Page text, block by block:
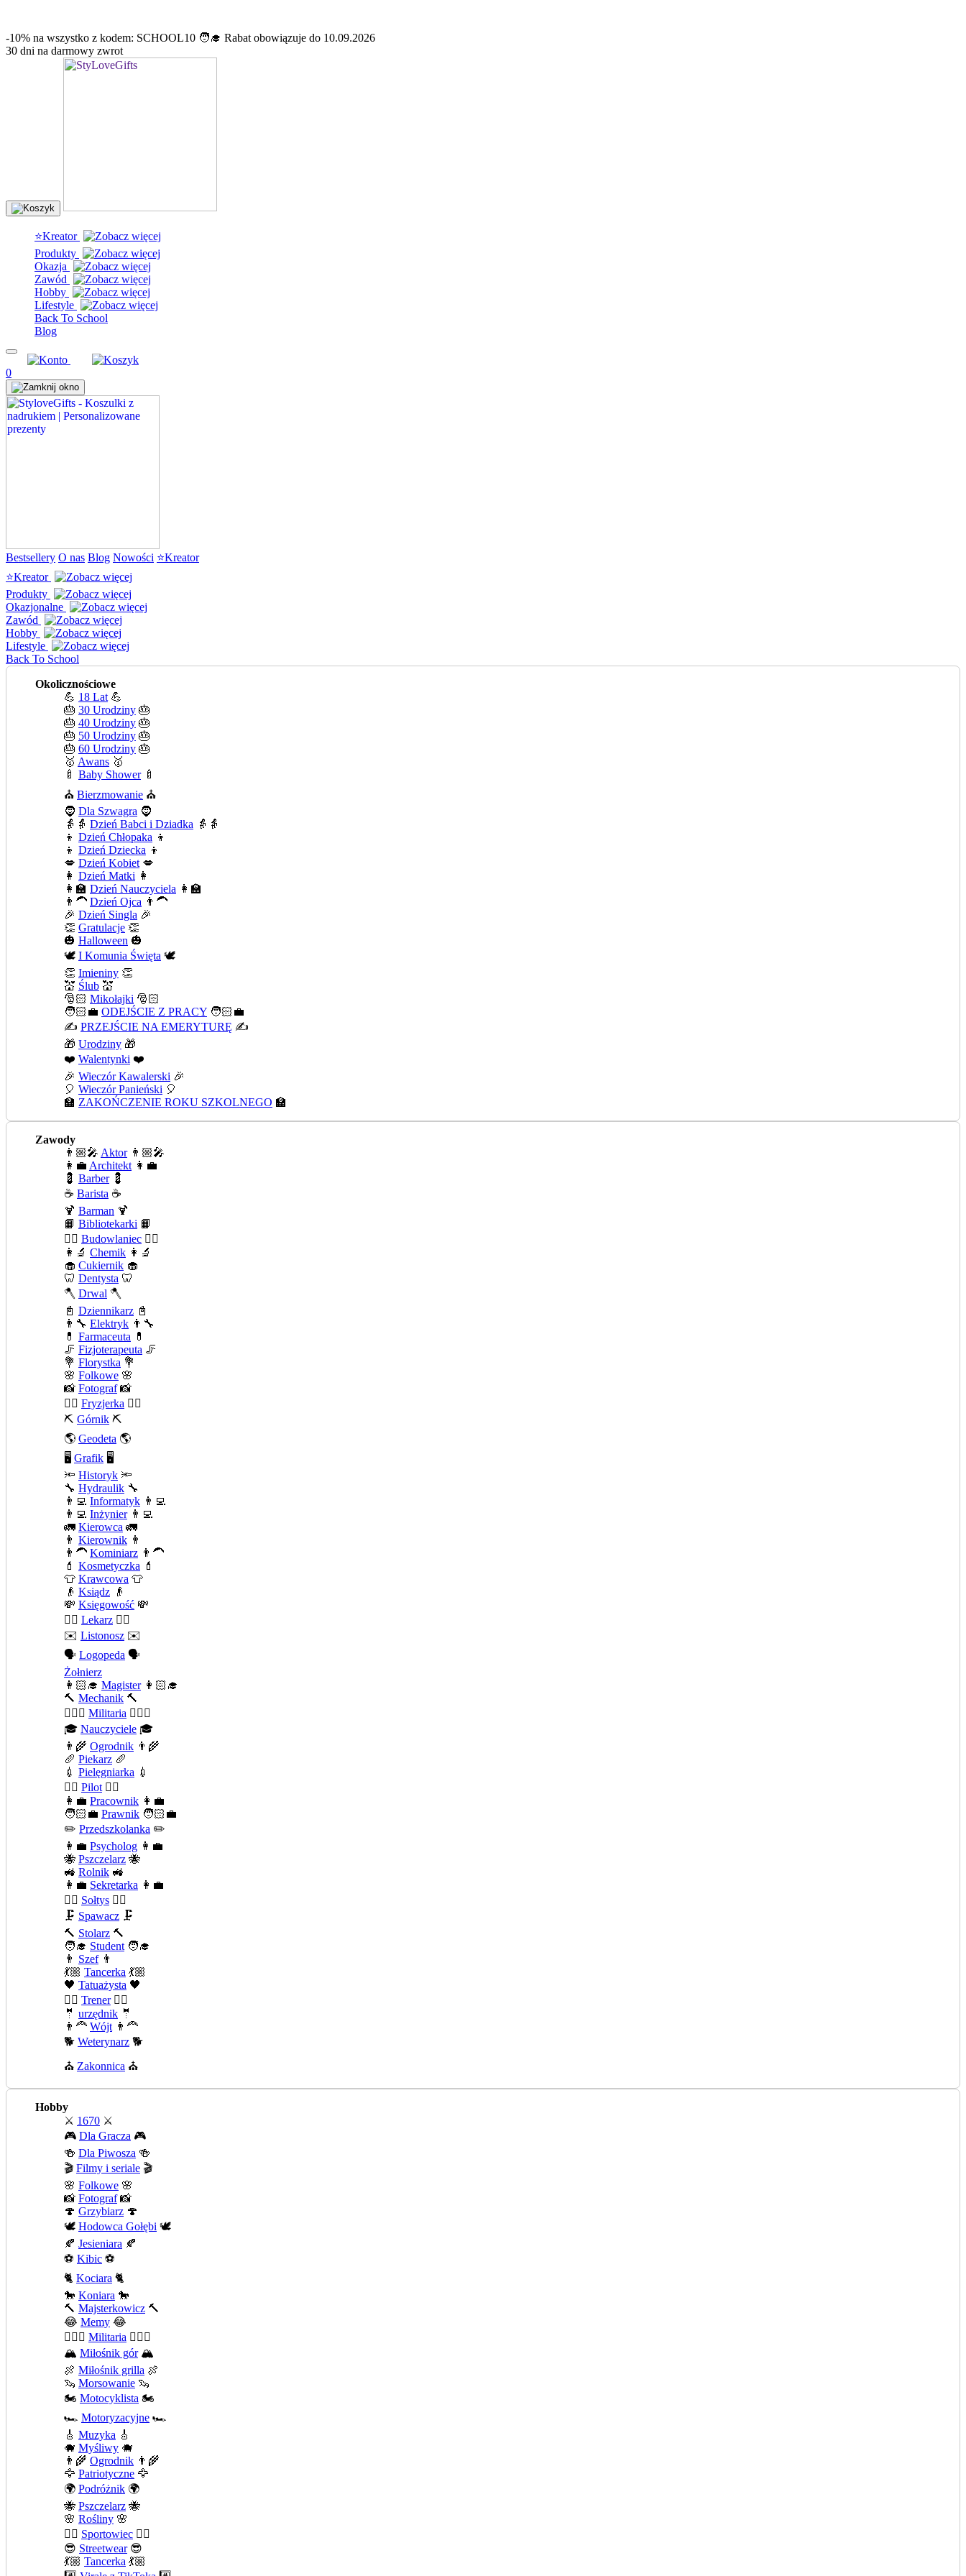
-10% na wszystko z kodem: SCHOOL10 🧑‍🎓 Rabat obowiązuje do 10.09.2026
30 dni na darmowy zwrot
⭐Kreator
Produkty
Okazja
Zawód
Hobby
Lifestyle
Back To School
Blog
0
Bestsellery O nas Blog Nowości ⭐Kreator
⭐Kreator
Produkty
Okazjonalne
Zawód
Hobby
Lifestyle
Back To School
Okolicznościowe
💪 18 Lat 💪
🎂 30 Urodziny 🎂
🎂 40 Urodziny 🎂
🎂 50 Urodziny 🎂
🎂 60 Urodziny 🎂
🥇 Awans 🥇
🍼 Baby Shower🍼
⛪ Bierzmowanie ⛪
🧔 Dla Szwagra 🧔
👵👵 Dzień Babci i Dziadka 👵👵
👦 Dzień Chłopaka 👦
👦 Dzień Dziecka 👦
💋 Dzień Kobiet 💋
👩 Dzień Matki 👩
👩‍🏫 Dzień Nauczyciela 👩‍🏫
👨‍🦱 Dzień Ojca 👨‍🦱
🎉 Dzień Singla 🎉
👏 Gratulacje 👏
🎃 Halloween 🎃
🕊️ I Komunia Święta 🕊️
👏 Imieniny 👏
💒 Ślub 💒
🎅🏻 Mikołajki 🎅🏻
🧑🏻‍💼 ODEJŚCIE Z PRACY 🧑🏻‍💼
✍️ PRZEJŚCIE NA EMERYTURĘ ✍️
🎁 Urodziny 🎁
❤️ Walentynki ❤️
🎉 Wieczór Kawalerski 🎉
🎈 Wieczór Panieński 🎈
🏫 ZAKOŃCZENIE ROKU SZKOLNEGO 🏫
Zawody
👨🏼‍🎤 Aktor👨🏼‍🎤
👩‍💼 Architekt 👩‍💼
💈 Barber💈
☕ Barista ☕
🍹 Barman 🍹
📙 Bibliotekarki 📙
👷‍♂️ Budowlaniec 👷‍♂️
👩‍🔬 Chemik 👩‍🔬
🧁 Cukiernik 🧁
🦷 Dentysta 🦷
🪓 Drwal 🪓
📓 Dziennikarz 📓
👨‍🔧 Elektryk 👨‍🔧
💊 Farmaceuta 💊
🦵 Fizjoterapeuta 🦵
💐 Florystka 💐
🌸 Folkowe 🌸
📸 Fotograf📸
💇‍♀️ Fryzjerka 💇‍♀️
⛏️ Górnik ⛏️
🌎 Geodeta 🌎
🖥️ Grafik 🖥️
🔦 Historyk 🔦
🔧 Hydraulik 🔧
👨‍💻 Informatyk 👨‍💻
👨‍💻 Inżynier👨‍💻
🚛 Kierowca 🚛
👨 Kierownik 👨
👨‍🦱 Kominiarz 👨‍🦱
💄 Kosmetyczka 💄
👕 Krawcowa 👕
👴 Ksiądz 👴
💸 Księgowość 💸
👨‍⚕️ Lekarz 👨‍⚕️
✉️ Listonosz ✉️
🗣️ Logopeda 🗣️
Żołnierz
👩🏻‍🎓 Magister👩🏻‍🎓
🔨 Mechanik 🔨
💂🏻‍♂️ Militaria 💂🏻‍♂️
🎓 Nauczyciele 🎓
👨‍🌾 Ogrodnik 👨‍🌾
🥖 Piekarz 🥖
💉 Pielęgniarka 💉
👨‍✈️ Pilot 👨‍✈️
👩‍💼 Pracownik 👩‍💼
🧑🏻‍💼 Prawnik 🧑🏻‍💼
✏️ Przedszkolanka ✏️
👩‍💼 Psycholog 👩‍💼
🐝 Pszczelarz 🐝
🚜 Rolnik 🚜
👩‍💼 Sekretarka 👩‍💼
🧍‍♂️ Sołtys 🧍‍♂️
🗜️ Spawacz 🗜️
🔨 Stolarz 🔨
🧑‍🎓 Student 🧑‍🎓
👨 Szef👨
💃🏼 Tancerka 💃🏼
🖤 Tatuażysta 🖤
🏄‍♂️ Trener🏄‍♂️
🤵 urzędnik 🤵
👨‍🦰 Wójt 👨‍🦰
🐕 Weterynarz 🐕
⛪ Zakonnica ⛪
Hobby
⚔️ 1670 ⚔️
🎮 Dla Gracza 🎮
🍻 Dla Piwosza 🍻
🎬 Filmy i seriale 🎬
🌸 Folkowe 🌸
📸 Fotograf📸
🍄 Grzybiarz 🍄
🕊️ Hodowca Gołębi 🕊️
🍂 Jesieniara 🍂
⚽ Kibic ⚽
🐈 Kociara 🐈
🐎 Koniara 🐎
🔨 Majsterkowicz 🔨
😂 Memy 😂
💂🏻‍♂️ Militaria 💂🏻‍♂️
🏔️ Miłośnik gór🏔️
🍖 Miłośnik grilla 🍖
🦦 Morsowanie 🦦
🏍️ Motocyklista 🏍️
🏎️ Motoryzacyjne 🏎️
🎸 Muzyka 🎸
🐗 Myśliwy 🐗
👨‍🌾 Ogrodnik 👨‍🌾
🦅 Patriotyczne 🦅
🌍 Podróżnik 🌍
🐝 Pszczelarz 🐝
🌸 Rośliny 🌸
🤾‍♀️ Sportowiec 🤾‍♀️
😎 Streetwear😎
💃🏼 Tancerka 💃🏼